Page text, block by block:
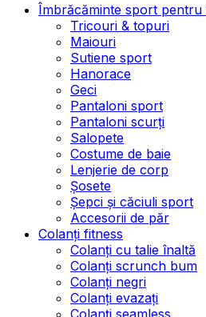
Îmbrăcăminte sport pentru
Tricouri & topuri
Maiouri
Sutiene sport
Hanorace
Geci
Pantaloni sport
Pantaloni scurți
Salopete
Costume de baie
Lenjerie de corp
Șosete
Șepci și căciuli sport
Accesorii de păr
Colanți fitness
Colanți cu talie înaltă
Colanți scrunch bum
Colanți negri
Colanți evazați
Colanți seamless